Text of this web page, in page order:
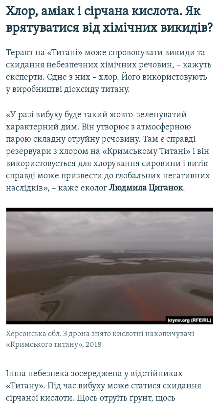
Хлор, аміак і сірчана кислота. Як
врятуватися від хімічних викидів?
Теракт на «Титані» може спровокувати викиди та
скидання небезпечних хімічних речовин, – кажуть
експерти. Одне з них – хлор. Його використовують
у виробництві діоксиду титану.
«У разі вибуху буде такий жовто-зеленуватий
характерний дим. Він утворює з атмосферною
парою складну отруйну речовину. Там є справді
резервуари з хлором на «Кримському Титані» і він
використовується для хлорування сировини і витік
справді може призвести до глобальних негативних
наслідків», – каже еколог Людмила Циганок.
Херсонська обл. З дрона знято кислотні накопичувачі
«Кримського титану», 2018
Інша небезпека зосереджена у відстійниках
«Титану». Під час вибуху може статися скидання
сірчаної кислоти. Щось отруїть ґрунт, щось